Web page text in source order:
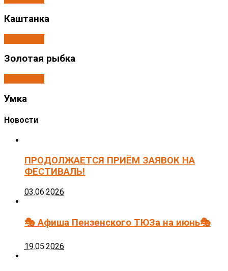
Каштанка
Золотая рыбка
Умка
Новости
ПРОДОЛЖАЕТСЯ ПРИЁМ ЗАЯВОК НА
ФЕСТИВАЛЬ!
03.06.2026
🎭 Афиша Пензенского ТЮЗа на июнь🎭
19.05.2026